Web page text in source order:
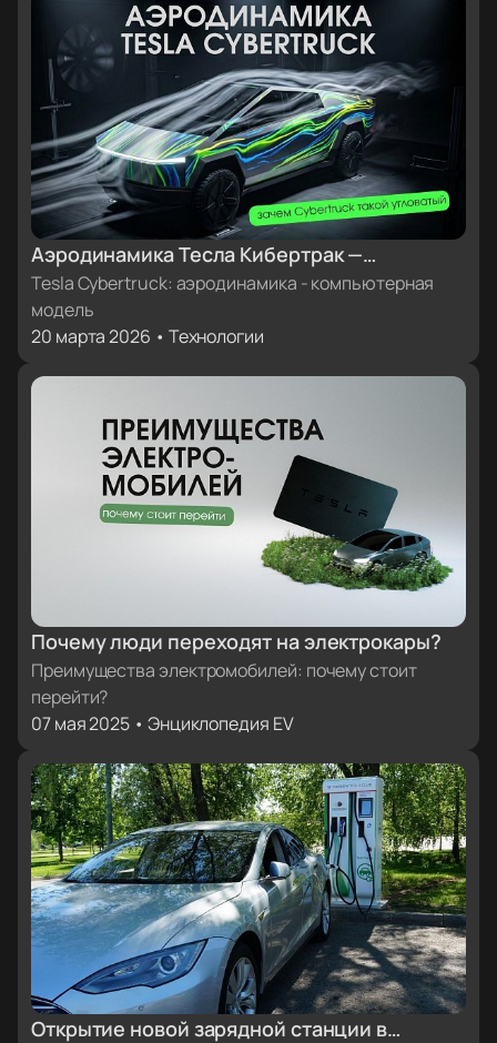
Аэродинамика Тесла Кибертрак —
компьютерная модель
Tesla Cybertruck: аэродинамика - компьютерная
модель
20 марта 2026 • Технологии
Почему люди переходят на электрокары?
Преимущества электромобилей: почему стоит
перейти?
07 мая 2025 • Энциклопедия EV
Открытие новой зарядной станции в